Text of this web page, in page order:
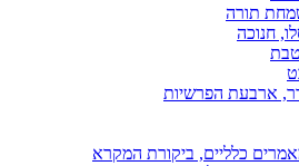
תורה
חנוכה
ארבעת הפרשיות
כלליים, ביקורת המקרא